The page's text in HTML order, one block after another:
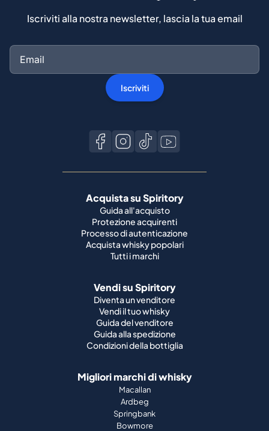
Iscriviti alla nostra newsletter, lascia la tua email
Iscriviti
Acquista su Spiritory
Guida all'acquisto
Protezione acquirenti
Processo di autenticazione
Acquista whisky popolari
Tutti i marchi
Vendi su Spiritory
Diventa un venditore
Vendi il tuo whisky
Guida del venditore
Guida alla spedizione
Condizioni della bottiglia
Migliori marchi di whisky
Macallan
Ardbeg
Springbank
Bowmore